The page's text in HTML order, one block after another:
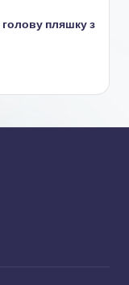
голову пляшку з